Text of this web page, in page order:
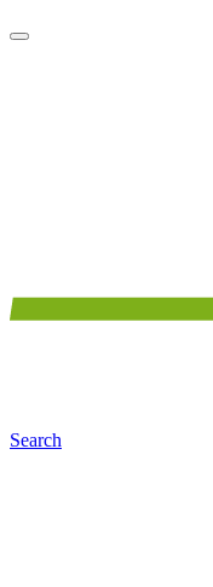
Search